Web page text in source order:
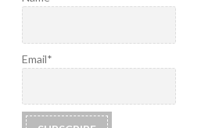
Email*